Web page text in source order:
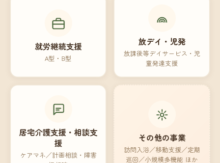
就労継続支援
A型・B型
放デイ・児発
放課後等デイサービス・児
童発達支援
居宅介護支援・相談支
援
ケアマネ／計画相談・障害
その他の事業
訪問入浴／移動支援／定期
巡回／小規模多機能 ほか